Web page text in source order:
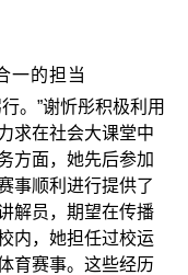
一的担当
。”谢忻彤积极利用
求在社会大课堂中
方面，她先后参加
事顺利进行提供了
解员，期望在传播
内，她担任过校运
育赛事。这些经历